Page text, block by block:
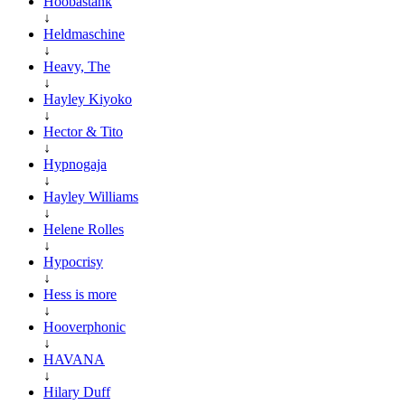
↓
Heldmaschine
↓
Heavy, The
↓
Hayley Kiyoko
↓
Hector & Tito
↓
Hypnogaja
↓
Hayley Williams
↓
Helene Rolles
↓
Hypocrisy
↓
Hess is more
↓
Hooverphonic
↓
HAVANA
↓
Hilary Duff